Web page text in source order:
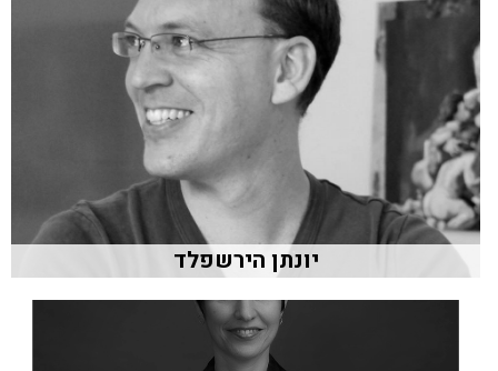
יונתן הירשפלד